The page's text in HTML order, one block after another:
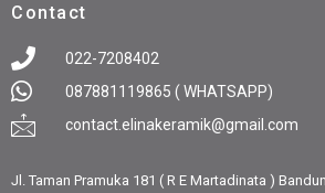
Contact
022-7208402
087881119865 ( WHATSAPP)
contact.elinakeramik@gmail.com
Jl. Taman Pramuka 181 ( R E Martadinata )